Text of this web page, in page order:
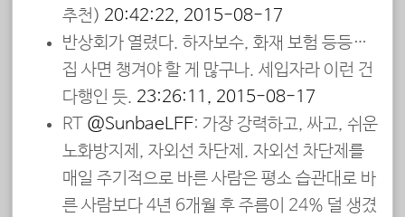
추천) 20:42:22, 2015-08-17
반상회가 열렸다. 하자보수, 화재 보험 등등…
집 사면 챙겨야 할 게 많구나. 세입자라 이런 건
다행인 듯. 23:26:11, 2015-08-17
RT @SunbaeLEE: 가장 강력하고, 싸고, 쉬운
노화방지제, 자외선 차단제. 자외선 차단제를
매일 주기적으로 바른 사람은 평소 습관대로 바
른 사람보다 4년 6개월 후 주름이 24% 덜 생겼